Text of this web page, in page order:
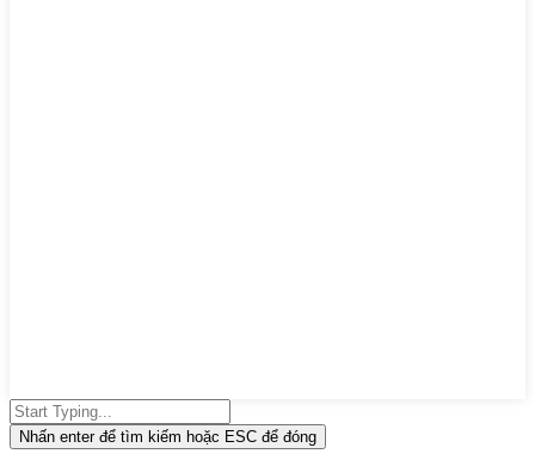
Nhấn enter để tìm kiếm hoặc ESC để đóng